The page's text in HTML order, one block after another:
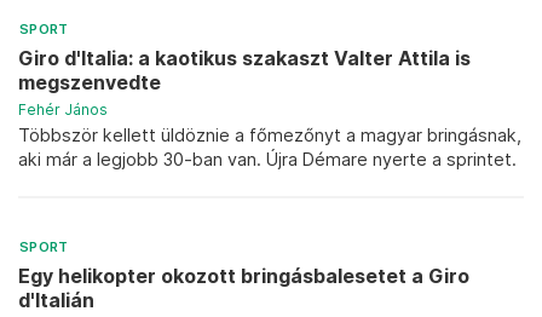
SPORT
Giro d'Italia: a kaotikus szakaszt Valter Attila is
megszenvedte
Fehér János
Többször kellett üldöznie a főmezőnyt a magyar bringásnak,
aki már a legjobb 30-ban van. Újra Démare nyerte a sprintet.
SPORT
Egy helikopter okozott bringásbalesetet a Giro
d'Italián